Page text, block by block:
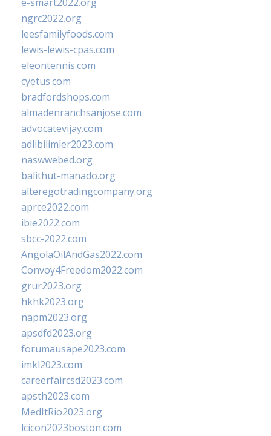
ngrc2022.org
leesfamilyfoods.com
lewis-lewis-cpas.com
eleontennis.com
cyetus.com
bradfordshops.com
almadenranchsanjose.com
advocatevijay.com
adlibilimler2023.com
naswwebed.org
balithut-manado.org
alteregotradingcompany.org
aprce2022.com
ibie2022.com
sbcc-2022.com
AngolaOilAndGas2022.com
Convoy4Freedom2022.com
grur2023.org
hkhk2023.org
napm2023.org
apsdfd2023.org
forumausape2023.com
imkl2023.com
careerfaircsd2023.com
apsth2023.com
MedItRio2023.org
lcicon2023boston.com